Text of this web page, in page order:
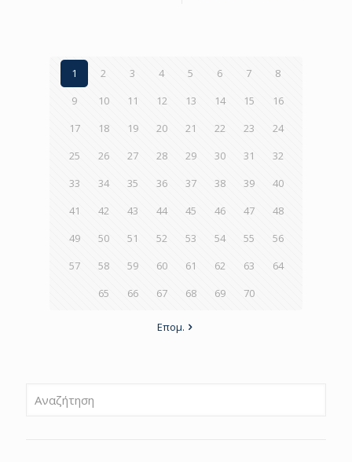
1 2 3 4 5 6 7
8
9
10 11 12 13 14 15
16
17
18 19 20 21 22 23
24
25
26 27 28 29 30 31
32
33
34 35 36 37 38 39
40
41
42 43 44 45 46 47
48
49
50 51 52 53 54 55
56
57
58 59 60 61 62 63
64
65
66 67 68 69 70
Επομ.